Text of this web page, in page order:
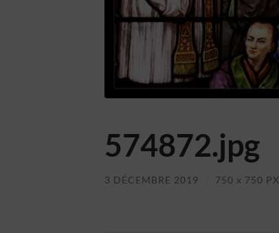
574872.jpg
3 DÉCEMBRE 2019 750 x 750 PX